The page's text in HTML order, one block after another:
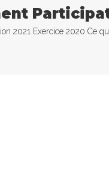
2021 Exercice 2020 Ce